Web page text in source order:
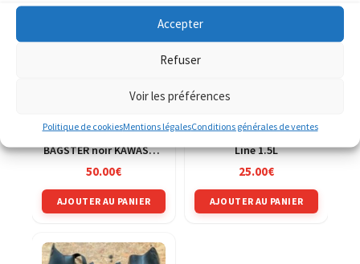
Accepter
Refuser
Voir les préférences
Politique de cookiesMentions légalesConditions générales de ventes
tapis de réservoir
BAGSTER noir KAWASAKI
Z1000 Z 1000 de 2003
50.00€
AJOUTER AU PANIER
Sacoche de jambe S-
Line 1.5L
25.00€
AJOUTER AU PANIER